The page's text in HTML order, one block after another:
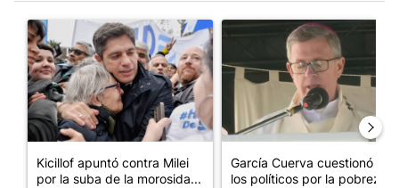
Un artículo de tendencia con el título "Kicillof apuntó contra
Kicillof apuntó contra Milei
por la suba de la morosida...
Un artículo de tendencia con
García Cuerva cuestionó a
los políticos por la pobreza